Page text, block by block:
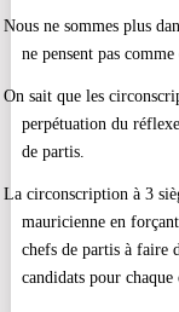
Nous ne sommes plus
ne pensent pas
On sait que les
perpétuation du
de partis.
La circonscription à 3
mauricienne en
chefs de partis à faire
candidats pour chaque